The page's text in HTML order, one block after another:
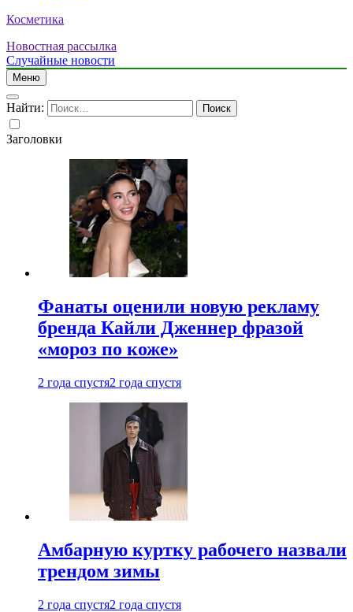
Косметика
Новостная рассылка
Случайные новости
Меню
Найти:
Заголовки
Фанаты оценили новую рекламу
бренда Кайли Дженнер фразой
«мороз по коже»
2 года спустя2 года спустя
Амбарную куртку рабочего назвали
трендом зимы
2 года спустя2 года спустя